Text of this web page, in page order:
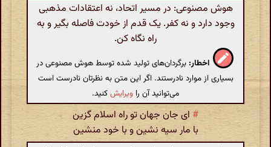
هوش مصنوعی: در مسیر اتحاد، نه اعتقادات مذهبی
وجود دارد و نه کفر. یک قدم از خودت فاصله بگیر و به
راه نگاه کن.
اخطار: برگردان‌های تولید شده توسط هوش مصنوعی در
بسیاری از موارد نادرستند. اگر این متن به نظرتان نادرست است
می‌توانید آن را ویرایشکنید.
# ای جان جهان تو راه اسلام گزین
با مار سیه نشین و با خود منشین